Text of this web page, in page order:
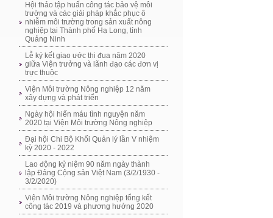
Hội thảo tập huấn công tác bảo vệ môi
trường và các giải pháp khắc phục ô
nhiễm môi trường trong sản xuất nông
nghiệp tại Thành phố Hạ Long, tỉnh
Quảng Ninh
Lễ ký kết giao ước thi đua năm 2020
giữa Viện trưởng và lãnh đạo các đơn vị
trực thuộc
Viện Môi trường Nông nghiệp 12 năm
xây dựng và phát triển
Ngày hội hiến máu tình nguyện năm
2020 tại Viện Môi trường Nông nghiệp
Đại hội Chi Bộ Khối Quản lý lần V nhiệm
kỳ 2020 - 2022
Lao động kỷ niệm 90 năm ngày thành
lập Đảng Cộng sản Việt Nam (3/2/1930 -
3/2/2020)
Viện Môi trường Nông nghiệp tổng kết
công tác 2019 và phương hướng 2020